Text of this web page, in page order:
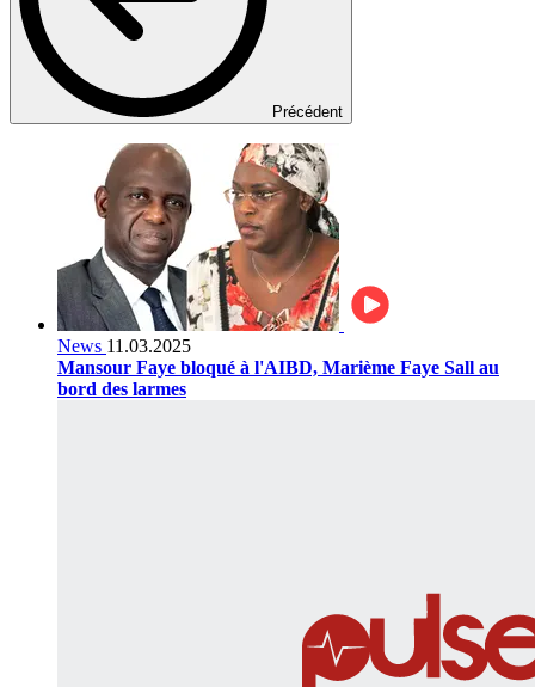
Précédent
News 11.03.2025
Mansour Faye bloqué à l'AIBD, Marième Faye Sall au
bord des larmes